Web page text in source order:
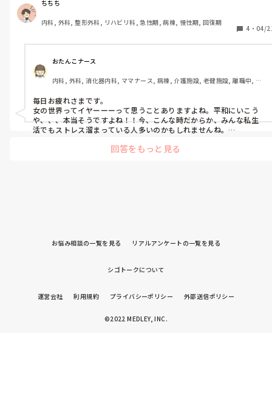
同じような立場の方や経験者がいらっしゃいましたらお話お聞か
せください
やしながら過ごすのほんと無理...
さらにその人だけ私以外の人に対してもボソッと愚痴を言うから
居心地悪くなるわ...
ほんま、平和にいこうや...
でも苦手な人が1人しかいないってある意味恵まれてるんだろう
ちちち
内科, 外科, 整形外科, リハビリ科, 急性期, 病棟, 慢性期, 回復期
4 ・ 04/
おたんこナース
内科, 外科, 消化器内科, ママナース, 病棟, 介護施設, 老健施設, 離職中, 外
毎日お疲れさまです。
女の世界ってイヤーーーって思うことありますよね。平和にいこう
や、、、本当そうですよね！！今、こんな時だからか、みんな私生
活でもストレス溜まっている人多いのかもしれませんね。
回答をもっと見る
お悩み相談の一覧を見る リアルアンケートの一覧を見る
シゴトークについて
運営会社 利用規約 プライバシーポリシー 外部送信ポリシー
©2022 MEDLEY, INC.